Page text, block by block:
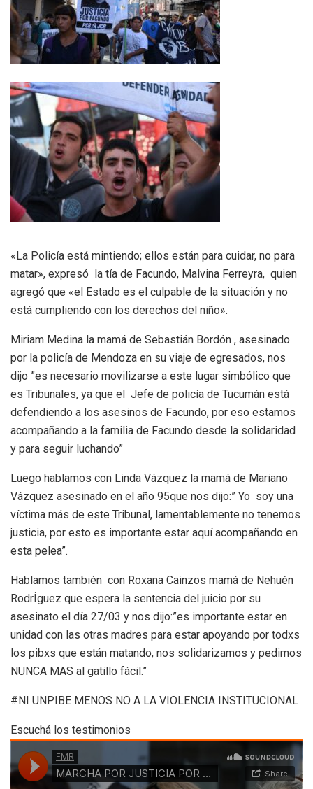
«La Policía está mintiendo; ellos están para cuidar, no para
matar», expresó la tía de Facundo, Malvina Ferreyra, quien
agregó que «el Estado es el culpable de la situación y no
está cumpliendo con los derechos del niño».
Miriam Medina la mamá de Sebastián Bordón , asesinado
por la policía de Mendoza en su viaje de egresados, nos
dijo ”es necesario movilizarse a este lugar simbólico que
es Tribunales, ya que el Jefe de policía de Tucumán está
defendiendo a los asesinos de Facundo, por eso estamos
acompañando a la familia de Facundo desde la solidaridad
y para seguir luchando”
Luego hablamos con Linda Vázquez la mamá de Mariano
Vázquez asesinado en el año 95que nos dijo:” Yo soy una
víctima más de este Tribunal, lamentablemente no tenemos
justicia, por esto es importante estar aquí acompañando en
esta pelea”.
Hablamos también con Roxana Cainzos mamá de Nehuén
RodrÍguez que espera la sentencia del juicio por su
asesinato el día 27/03 y nos dijo:”es importante estar en
unidad con las otras madres para estar apoyando por todxs
los pibxs que están matando, nos solidarizamos y pedimos
NUNCA MAS al gatillo fácil.”
#NI UNPIBE MENOS NO A LA VIOLENCIA INSTITUCIONAL
Escuchá los testimonios